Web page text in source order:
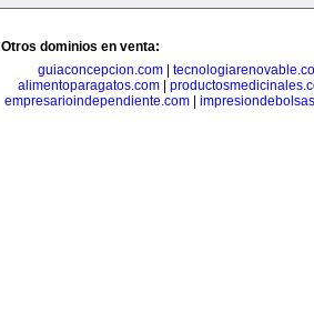
Otros dominios en venta:
guiaconcepcion.com|
alimentoparagatos.com
empresarioindependiente.com